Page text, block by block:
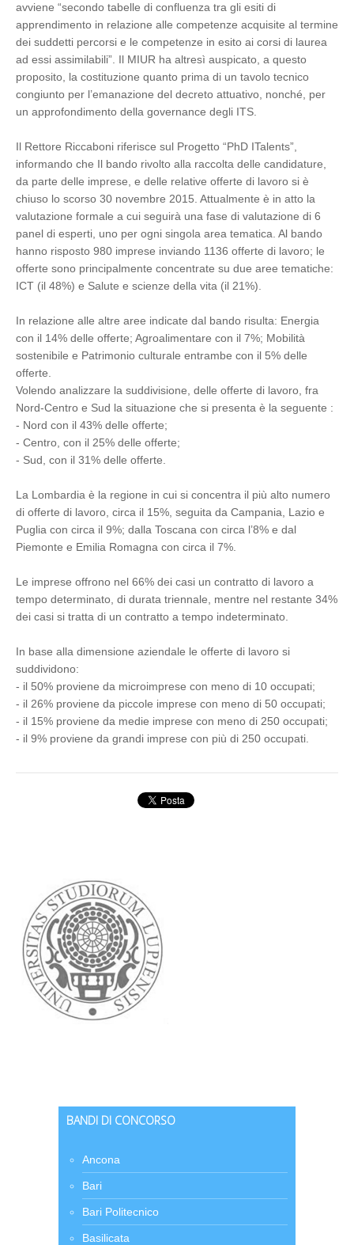
avviene “secondo tabelle di confluenza tra gli esiti di
apprendimento in relazione alle competenze acquisite al termine
dei suddetti percorsi e le competenze in esito ai corsi di laurea
ad essi assimilabili”. Il MIUR ha altresì auspicato, a questo
proposito, la costituzione quanto prima di un tavolo tecnico
congiunto per l’emanazione del decreto attuativo, nonché, per
un approfondimento della governance degli ITS.
Il Rettore Riccaboni riferisce sul Progetto “PhD ITalents”,
informando che Il bando rivolto alla raccolta delle candidature,
da parte delle imprese, e delle relative offerte di lavoro si è
chiuso lo scorso 30 novembre 2015. Attualmente è in atto la
valutazione formale a cui seguirà una fase di valutazione di 6
panel di esperti, uno per ogni singola area tematica. Al bando
hanno risposto 980 imprese inviando 1136 offerte di lavoro; le
offerte sono principalmente concentrate su due aree tematiche:
ICT (il 48%) e Salute e scienze della vita (il 21%).
In relazione alle altre aree indicate dal bando risulta: Energia
con il 14% delle offerte; Agroalimentare con il 7%; Mobilità
sostenibile e Patrimonio culturale entrambe con il 5% delle
offerte.
Volendo analizzare la suddivisione, delle offerte di lavoro, fra
Nord-Centro e Sud la situazione che si presenta è la seguente :
- Nord con il 43% delle offerte;
- Centro, con il 25% delle offerte;
- Sud, con il 31% delle offerte.
La Lombardia è la regione in cui si concentra il più alto numero
di offerte di lavoro, circa il 15%, seguita da Campania, Lazio e
Puglia con circa il 9%; dalla Toscana con circa l’8% e dal
Piemonte e Emilia Romagna con circa il 7%.
Le imprese offrono nel 66% dei casi un contratto di lavoro a
tempo determinato, di durata triennale, mentre nel restante 34%
dei casi si tratta di un contratto a tempo indeterminato.
In base alla dimensione aziendale le offerte di lavoro si
suddividono:
- il 50% proviene da microimprese con meno di 10 occupati;
- il 26% proviene da piccole imprese con meno di 50 occupati;
- il 15% proviene da medie imprese con meno di 250 occupati;
- il 9% proviene da grandi imprese con più di 250 occupati.
BANDI DI CONCORSO
Ancona
Bari
Bari Politecnico
Basilicata